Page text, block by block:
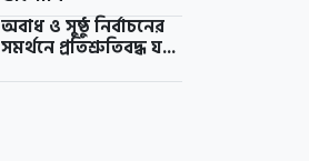
অবাধ ও সুষ্ঠু নির্বাচনের
সমর্থনে প্রতিশ্রুতিবদ্ধ য...